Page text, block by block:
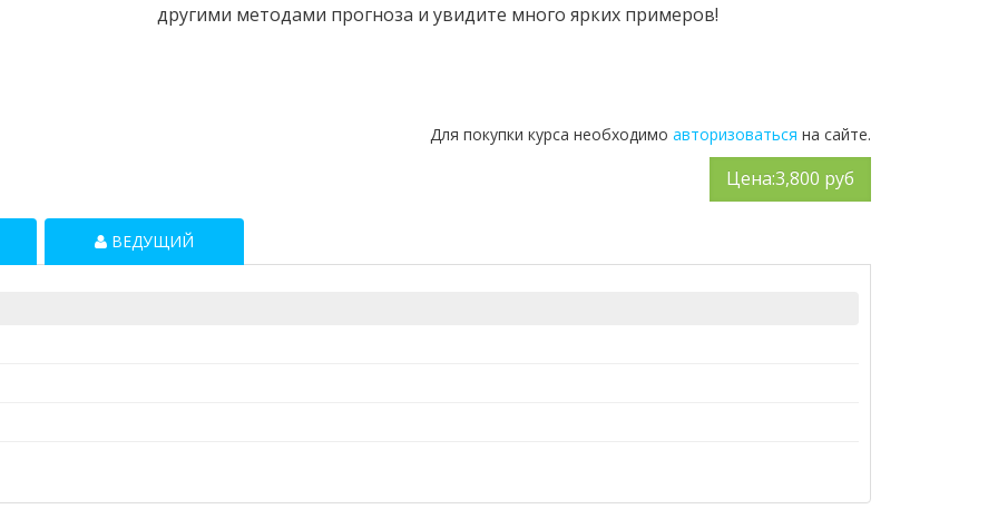
другими методами прогноза и увидите много ярких примеров!
Для покупки курса необходимо авторизоваться на сайте.
Цена:3,800 руб
ВЕДУЩИЙ